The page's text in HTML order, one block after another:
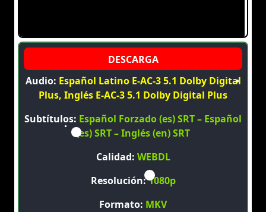
Audio: Español Latino E-AC-3 5.1 Dolby Digital
Plus, Inglés E-AC-3 5.1 Dolby Digital Plus
Subtítulos: Español Forzado (es) SRT – Español
(es) SRT – Inglés (en) SRT
Calidad: WEBDL
Resolución:1080p
Formato: MKV